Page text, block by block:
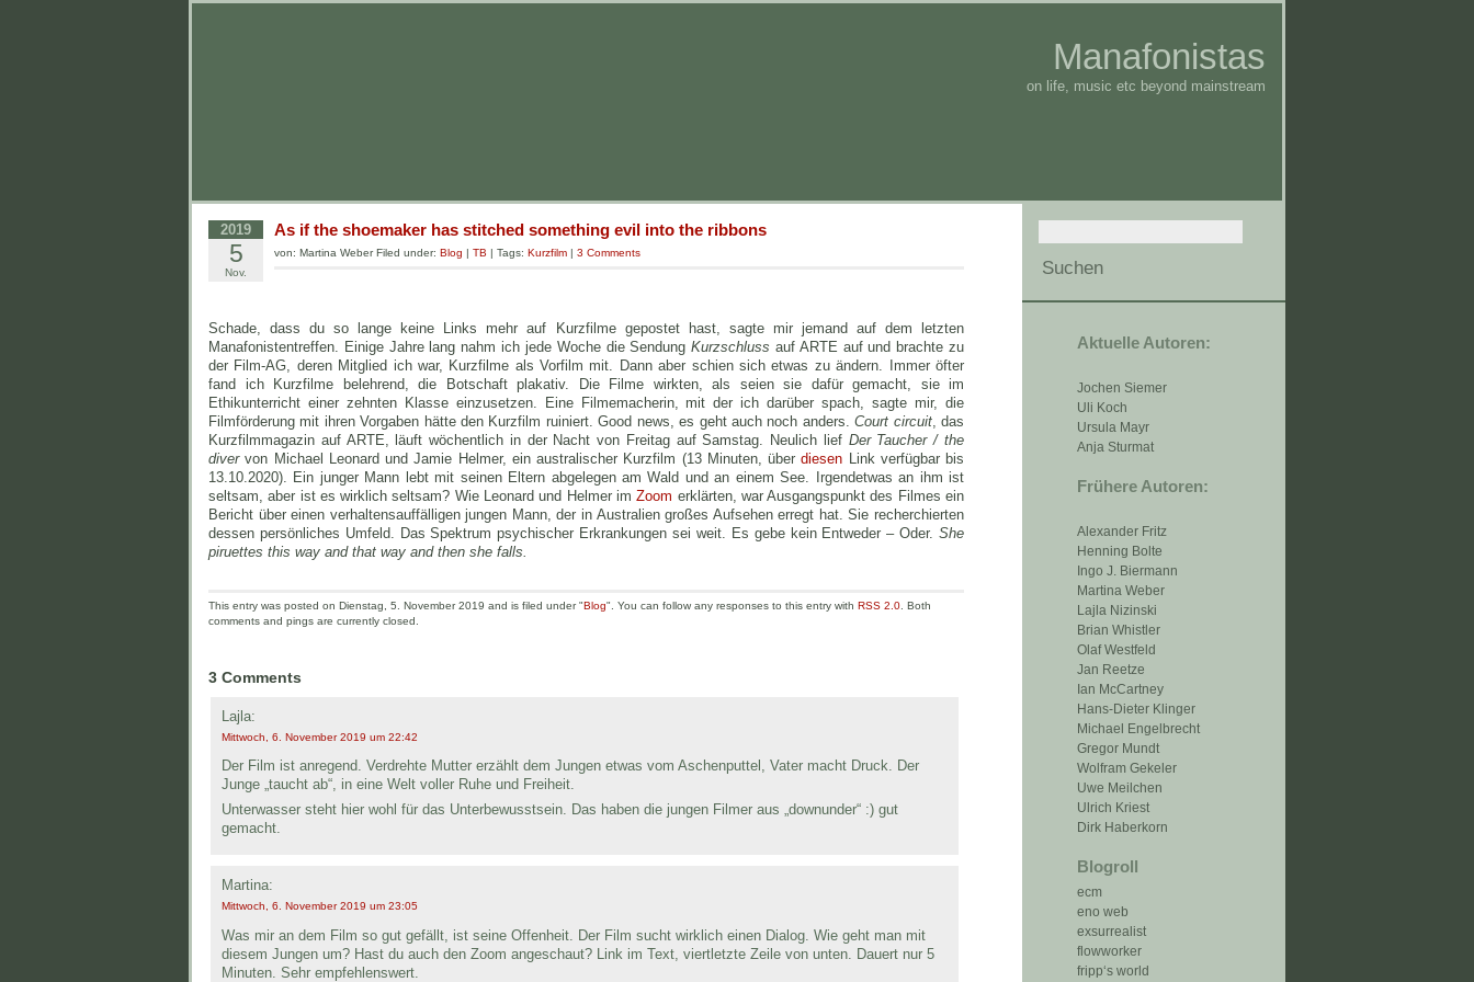
Manafonistas
on life, music etc beyond mainstream
Aktuelle Autoren:
Jochen Siemer
Uli Koch
Ursula Mayr
Anja Sturmat
Frühere Autoren:
Alexander Fritz
Henning Bolte
Ingo J. Biermann
Martina Weber
Lajla Nizinski
Brian Whistler
Olaf Westfeld
Jan Reetze
Ian McCartney
Hans-Dieter Klinger
Michael Engelbrecht
Gregor Mundt
Wolfram Gekeler
Uwe Meilchen
Ulrich Kriest
Dirk Haberkorn
Blogroll
ecm
eno web
exsurrealist
flowworker
fripp‘s world
2019
5
Nov.
As if the shoemaker has stitched something evil into the ribbons
von: Martina Weber Filed under: Blog | TB | Tags: Kurzfilm | 3 Comments
Schade, dass du so lange keine Links mehr auf Kurzfilme gepostet hast, sagte mir jemand auf dem letzten
Manafonistentreffen. Einige Jahre lang nahm ich jede Woche die SendungKurzschluss auf ARTE auf und brachte zu
der Film-AG, deren Mitglied ich war, Kurzfilme als Vorfilm mit. Dann aber schien sich etwas zu ändern. Immer öfter
fand ich Kurzfilme belehrend, die Botschaft plakativ. Die Filme wirkten, als seien sie dafür gemacht, sie im
Ethikunterricht einer zehnten Klasse einzusetzen. Eine Filmemacherin, mit der ich darüber spach, sagte mir, die
Filmförderung mit ihren Vorgaben hätte den Kurzfilm ruiniert. Good news, es geht auch noch anders.Court circuit, das
Kurzfilmmagazin auf ARTE, läuft wöchentlich in der Nacht von Freitag auf Samstag. Neulich lief Der Taucher / the
divervon Michael Leonard und Jamie Helmer, ein australischer Kurzfilm (13 Minuten, überdiesen Link verfügbar bis
13.10.2020). Ein junger Mann lebt mit seinen Eltern abgelegen am Wald und an einem See. Irgendetwas an ihm ist
seltsam, aber ist es wirklich seltsam? Wie Leonard und Helmer imZoom erklärten, war Ausgangspunkt des Filmes ein
Bericht über einen verhaltensauffälligen jungen Mann, der in Australien großes Aufsehen erregt hat. Sie recherchierten
dessen persönliches Umfeld. Das Spektrum psychischer Erkrankungen sei weit. Es gebe kein Entweder – Oder. She
piruettes this way and that way and then she falls.
This entry was posted on Dienstag, 5. November 2019 and is filed under "Blog". You can follow any responses to this entry with RSS 2.0. Both
comments and pings are currently closed.
3 Comments
Lajla:
Mittwoch, 6. November 2019 um 22:42
Der Film ist anregend. Verdrehte Mutter erzählt dem Jungen etwas vom Aschenputtel, Vater macht Druck. Der
Junge „taucht ab“, in eine Welt voller Ruhe und Freiheit.
Unterwasser steht hier wohl für das Unterbewusstsein. Das haben die jungen Filmer aus „downunder“ :) gut
gemacht.
Martina:
Mittwoch, 6. November 2019 um 23:05
Was mir an dem Film so gut gefällt, ist seine Offenheit. Der Film sucht wirklich einen Dialog. Wie geht man mit
diesem Jungen um? Hast du auch den Zoom angeschaut? Link im Text, viertletzte Zeile von unten. Dauert nur 5
Minuten. Sehr empfehlenswert.